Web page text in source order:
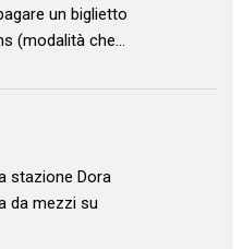
un biglietto
(modalità che…
stazione Dora
da mezzi su